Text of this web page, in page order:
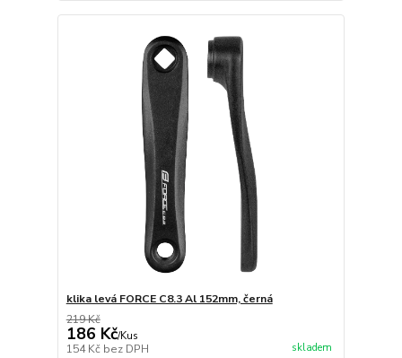
klika levá FORCE C8.3 Al 152mm, černá
219 Kč
186 Kč/Kus
154 Kč bez DPH skladem